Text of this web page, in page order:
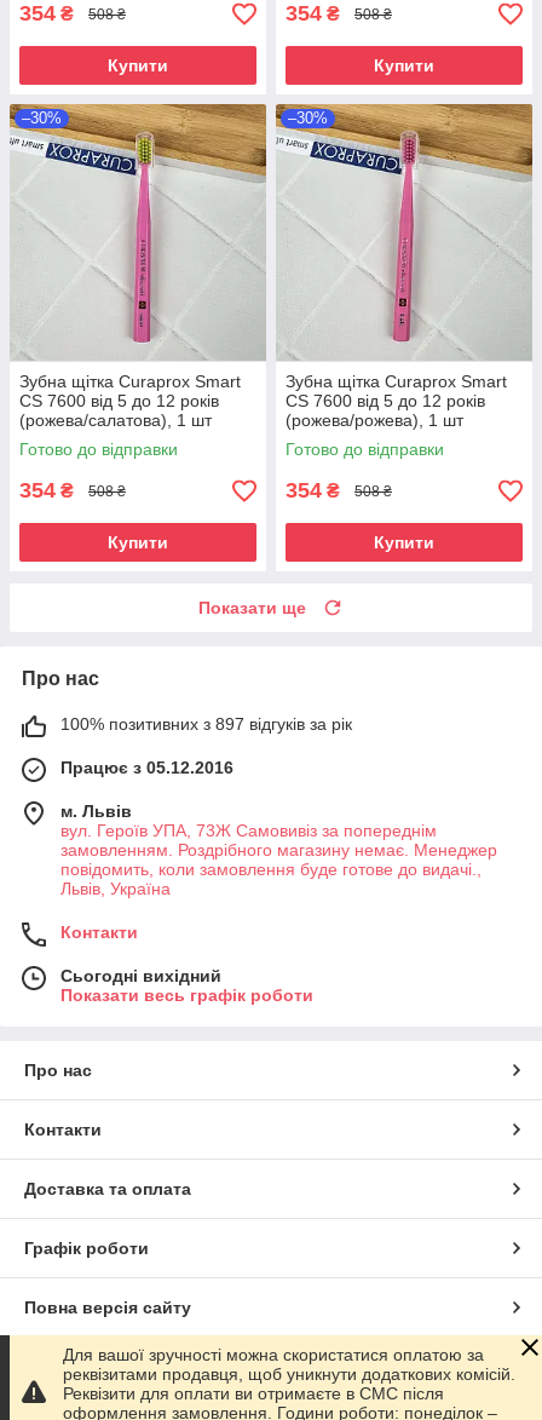
354 ₴ 508 ₴
Купити
354 ₴ 508 ₴
Купити
–30%
Зубна щітка Curaprox Smart
CS 7600 від 5 до 12 років
(рожева/салатова), 1 шт
Готово до відправки
354 ₴ 508 ₴
Купити
–30%
Зубна щітка Curaprox Smart
CS 7600 від 5 до 12 років
(рожева/рожева), 1 шт
Готово до відправки
354 ₴ 508 ₴
Купити
Показати ще
Про нас
100% позитивних з 897 відгуків за рік
Працює з 05.12.2016
м. Львів
вул. Героїв УПА, 73Ж Самовивіз за попереднім
замовленням. Роздрібного магазину немає. Менеджер
повідомить, коли замовлення буде готове до видачі.,
Львів, Україна
Контакти
Сьогодні вихідний
Показати весь графік роботи
Про нас
Контакти
Доставка та оплата
Графік роботи
Повна версія сайту
Сайт створено на маркетплейсіProm.ua
Для вашої зручності можна скористатися оплатою за
реквізитами продавця, щоб уникнути додаткових комісій.
Реквізити для оплати ви отримаєте в СМС після
оформлення замовлення. Години роботи: понеділок –